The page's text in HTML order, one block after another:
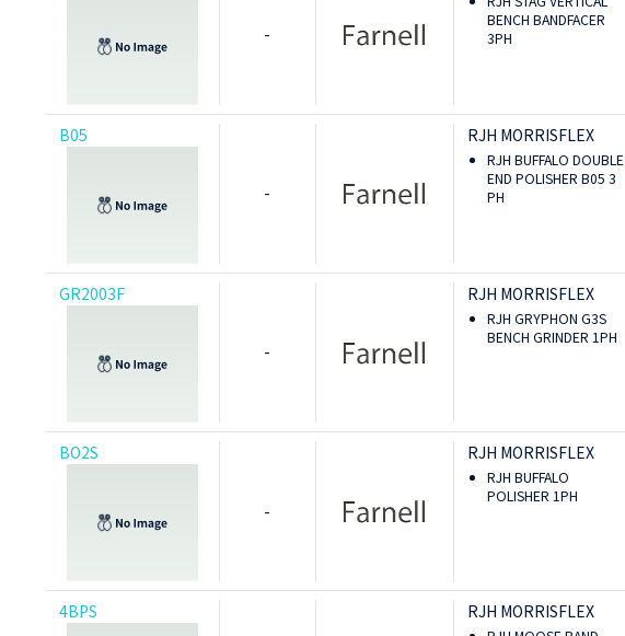
-
BENCH BANDFACER
3PH
B05
-
RJH MORRISFLEX
RJH BUFFALO DOUBLE
END POLISHER B05 3
PH
GR2003F
-
RJH MORRISFLEX
RJH GRYPHON G3S
BENCH GRINDER 1PH
BO2S
-
RJH MORRISFLEX
RJH BUFFALO
POLISHER 1PH
4BPS RJH MORRISFLEX